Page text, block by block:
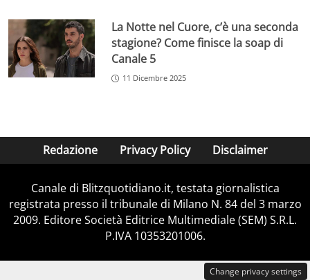
La Notte nel Cuore, c’è una seconda
stagione? Come finisce la soap di
Canale 5
11 Dicembre 2025
Redazione Privacy Policy Disclaimer
Canale di Blitzquotidiano.it, testata giornalistica
registrata presso il tribunale di Milano N. 84 del 3 marzo
2009. Editore Società Editrice Multimediale (SEM) S.R.L.
P.IVA 10353201006.
Change privacy settings